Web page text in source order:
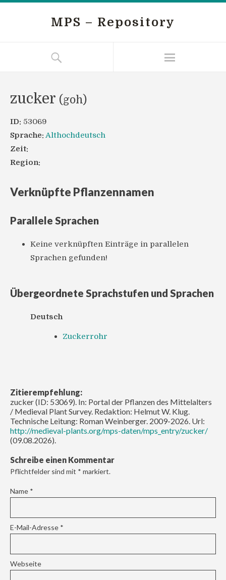
MPS – Repository
zucker (goh)
ID: 53069
Sprache: Althochdeutsch
Zeit:
Region:
Verknüpfte Pflanzennamen
Parallele Sprachen
Keine verknüpften Einträge in parallelen
Sprachen gefunden!
Übergeordnete Sprachstufen und Sprachen
Deutsch
Zuckerrohr
Zitierempfehlung:
zucker (ID: 53069). In: Portal der Pflanzen des Mittelalters
/ Medieval Plant Survey. Redaktion: Helmut W. Klug.
Technische Leitung: Roman Weinberger. 2009-2026. Url:
http://medieval-plants.org/mps-daten/mps_entry/zucker/
(09.08.2026).
Schreibe einen Kommentar
Pflichtfelder sind mit * markiert.
Name *
E-Mail-Adresse *
Webseite